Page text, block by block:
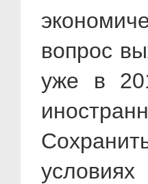
вопрос
уже в